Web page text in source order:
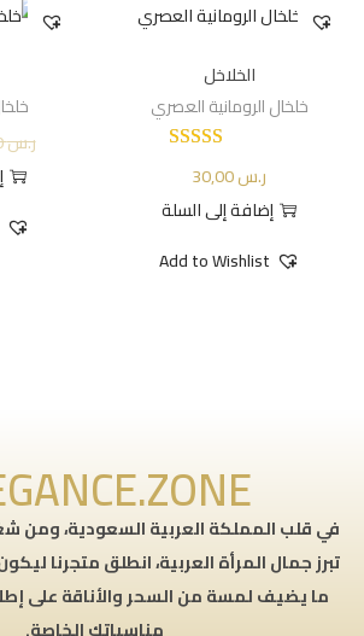
الخلاخل
خلخال الرومانية العصري
ر.س
إضافة إلى السلة
Add to Wishlist
ر.س20,00
في قلب المملكة العربية السعودية، ومن
تبرز جمال المرأة العربية، انطلق متجرنا
ما يضيف لمسة من السحر والأناقة على